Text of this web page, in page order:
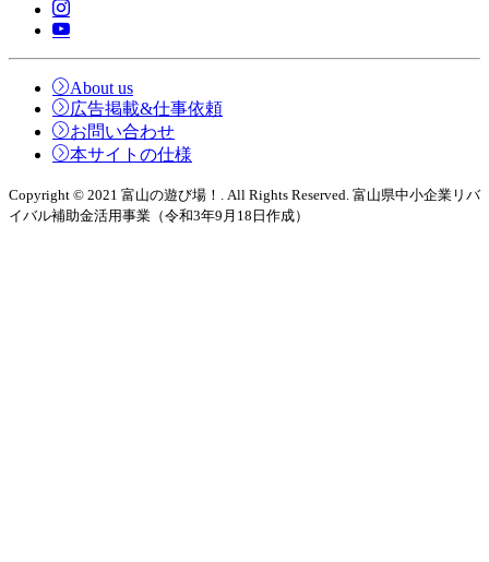
About us
広告掲載&仕事依頼
お問い合わせ
本サイトの仕様
Copyright © 2021 富山の遊び場！. All Rights Reserved. 富山県中小企業リバ
イバル補助金活用事業（令和3年9月18日作成）